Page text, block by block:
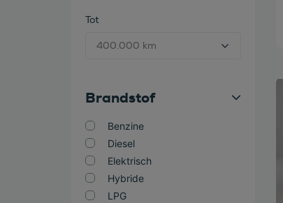
Tot
Brandstof
Benzine
Diesel
Elektrisch
Hybride
LPG